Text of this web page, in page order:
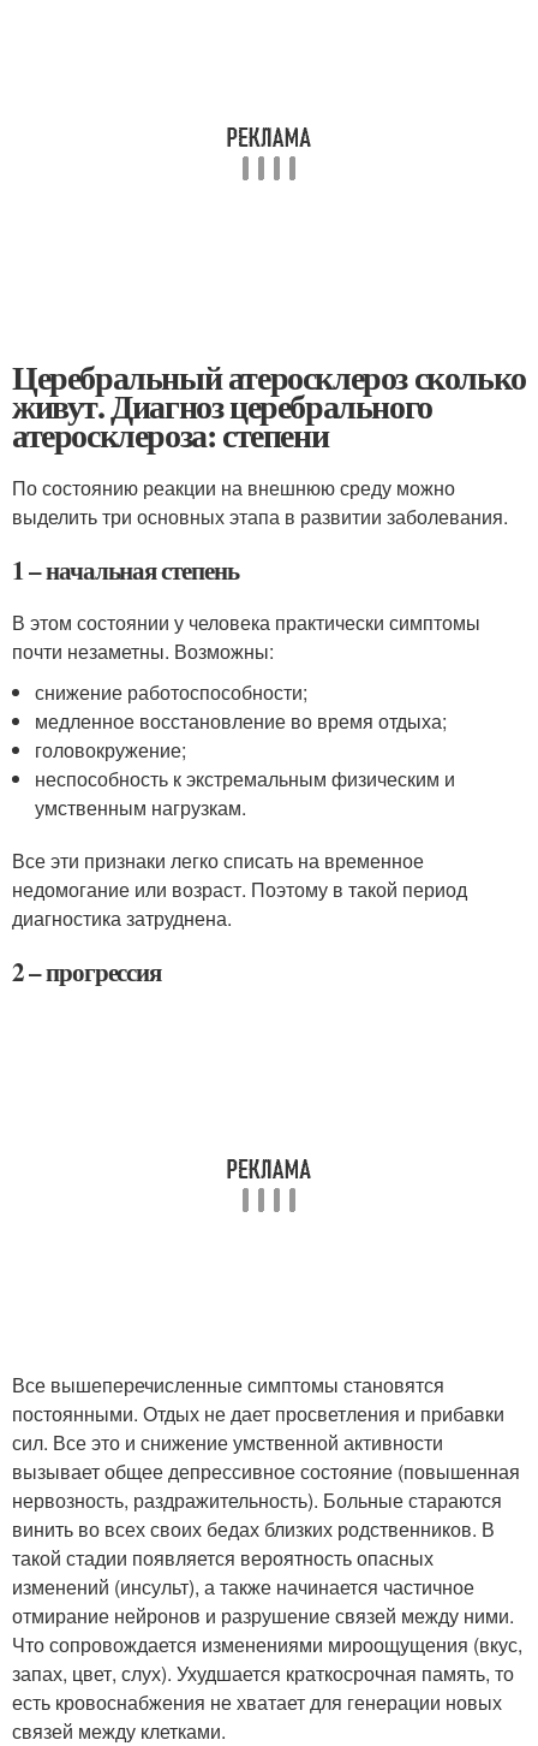
Церебральный атеросклероз сколько
живут. Диагноз церебрального
атеросклероза: степени
По состоянию реакции на внешнюю среду можно
выделить три основных этапа в развитии заболевания.
1 – начальная степень
В этом состоянии у человека практически симптомы
почти незаметны. Возможны:
снижение работоспособности;
медленное восстановление во время отдыха;
головокружение;
неспособность к экстремальным физическим и
умственным нагрузкам.
Все эти признаки легко списать на временное
недомогание или возраст. Поэтому в такой период
диагностика затруднена.
2 – прогрессия
Все вышеперечисленные симптомы становятся
постоянными. Отдых не дает просветления и прибавки
сил. Все это и снижение умственной активности
вызывает общее депрессивное состояние (повышенная
нервозность, раздражительность). Больные стараются
винить во всех своих бедах близких родственников. В
такой стадии появляется вероятность опасных
изменений (инсульт), а также начинается частичное
отмирание нейронов и разрушение связей между ними.
Что сопровождается изменениями мироощущения (вкус,
запах, цвет, слух). Ухудшается краткосрочная память, то
есть кровоснабжения не хватает для генерации новых
связей между клетками.